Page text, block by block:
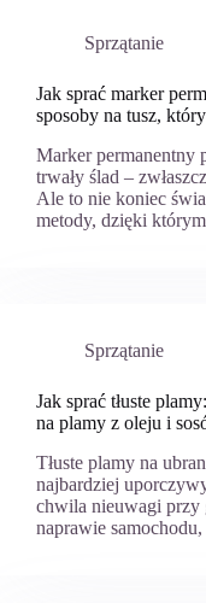
Sprzątanie
Jak sprać marker
sposoby na tusz,
Marker permanentny
trwały ślad –
Ale to nie koniec
metody, dzięki
Sprzątanie
Jak sprać tłuste
na plamy z oleju i
Tłuste plamy na
najbardziej
chwila nieuwagi przy
naprawie